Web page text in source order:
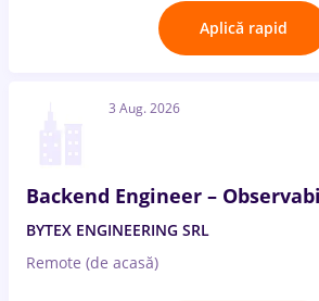
Aplică rapid
3 Aug. 2026
Backend Engineer –
BYTEX ENGINEERING SRL
Remote (de acasă)